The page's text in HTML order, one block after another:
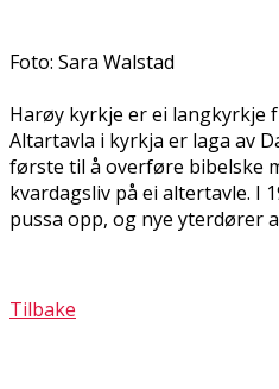
Foto: Sara Walstad
Harøy kyrkje er ei langkyrkje
Altartavla i kyrkja er laga av
første til å overføre bibelske
kvardagsliv på ei altertavle. I
pussa opp, og nye yterdører
Tilbake